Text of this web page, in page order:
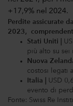
Perdite assicurate
2023,
Stati Uniti |
più alto su sei
Nuova
costosi legati
Italia | USD
evento di
Fonte: Swiss Re